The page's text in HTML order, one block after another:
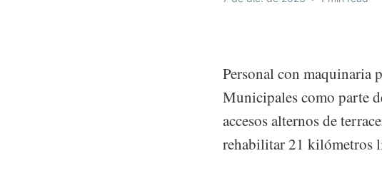
Personal con maquinaria
Municipales como parte
accesos alternos de
rehabilitar 21 kilómetros